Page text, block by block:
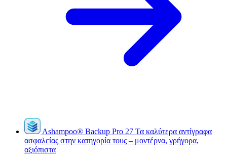
Ashampoo® Backup Pro 27 Τα καλύτερα αντίγραφα
ασφαλείας στην κατηγορία τους – μοντέρνα, γρήγορα,
αξιόπιστα